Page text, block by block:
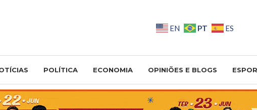
EN PT ES
POLÍTICA ECONOMIA OPINIÕES E BLOGS